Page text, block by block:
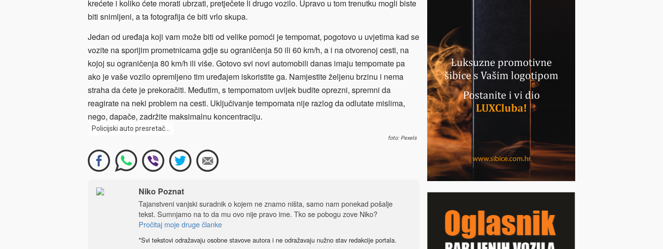
krećete i koliko ćete morati ubrzati, pretječete li drugo vozilo. Upravo u tom trenutku mogli biste
biti snimljeni, a ta fotografija će biti vrlo skupa.
Jedan od uređaja koji vam može biti od velike pomoći je tempomat, pogotovo u uvjetima kad se
vozite na sporijim prometnicama gdje su ograničenja 50 ili 60 km/h, a i na otvorenoj cesti, na
kojoj su ograničenja 80 km/h ili više. Gotovo svi novi automobili danas imaju tempomate pa
ako je vaše vozilo opremljeno tim uređajem iskoristite ga. Namjestite željenu brzinu i nema
straha da ćete je prekoračiti. Međutim, s tempomatom uvijek budite oprezni, spremni da
reagirate na neki problem na cesti. Uključivanje tempomata nije razlog da odlutate mislima,
nego, dapače, zadržite maksimalnu koncentraciju.
Policijski auto presretač…
foto: Pexels
Niko Poznat
Tajanstveni vanjski suradnik o kojem ne znamo ništa, samo nam ponekad pošalje
tekst. Sumnjamo na to da mu ovo nije pravo ime. Tko se pobogu zove Niko?
Pročitaj moje druge članke
*Svi tekstovi odražavaju osobne stavove autora i ne odražavaju nužno stav redakcije portala.